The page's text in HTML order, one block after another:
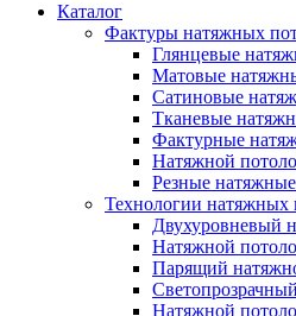
Каталог
Фактуры натяжных
Глянцевые
Матовые
Сатиновые
Тканевые
Фактурные
Натяжной
Резные
Технологии натяжных
Двухуровневый
Натяжной
Парящий
Натяжной